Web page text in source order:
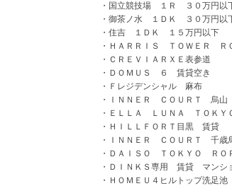
国立競技場 １Ｒ ３０万円以
御茶ノ水 １ＤＫ ３０万円以
住吉 １ＤＫ １５万円以下
ＨＡＲＲＩＳ ＴＯＷＥＲ Ｒ
ＣＲＥＶＩＡＲＸＥ表参道
ＤＯＭＵＳ ６ 賃貸空き
Ｆレジデンシャル 麻布
ＩＮＮＥＲ ＣＯＵＲＴ 烏山
ＥＬＬＡ ＬＵＮＡ ＴＯＫＹ
ＨＩＬＬＦＯＲＴ目黒 賃貸
ＩＮＮＥＲ ＣＯＵＲＴ 千歳
ＤＡＩＳＯ ＴＯＫＹＯ ＲＯ
ＤＩＮＫＳ専用 賃貸 マンシ
ＨＯＭＥＵ４ヒルトップ洗足